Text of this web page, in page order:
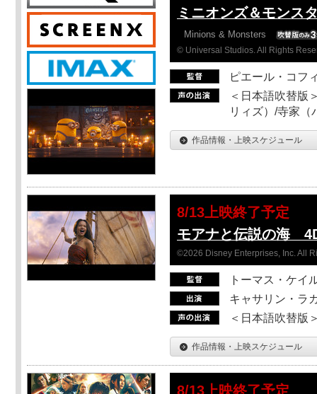
ミニオンズ＆モンス
Minions & Monsters
© Universal Studios. All Rights
ピエール・コフ
＜日本語吹替版
リィズ）/寺家（
作品情報・上映スケジュール
8/13上映終了予定
モアナと伝説の海
©2026 Disney Enterprises, Inc. All
トーマス・ケイ
キャサリン・ラ
＜日本語吹替版
作品情報・上映スケジュール
8/13上映終了予定